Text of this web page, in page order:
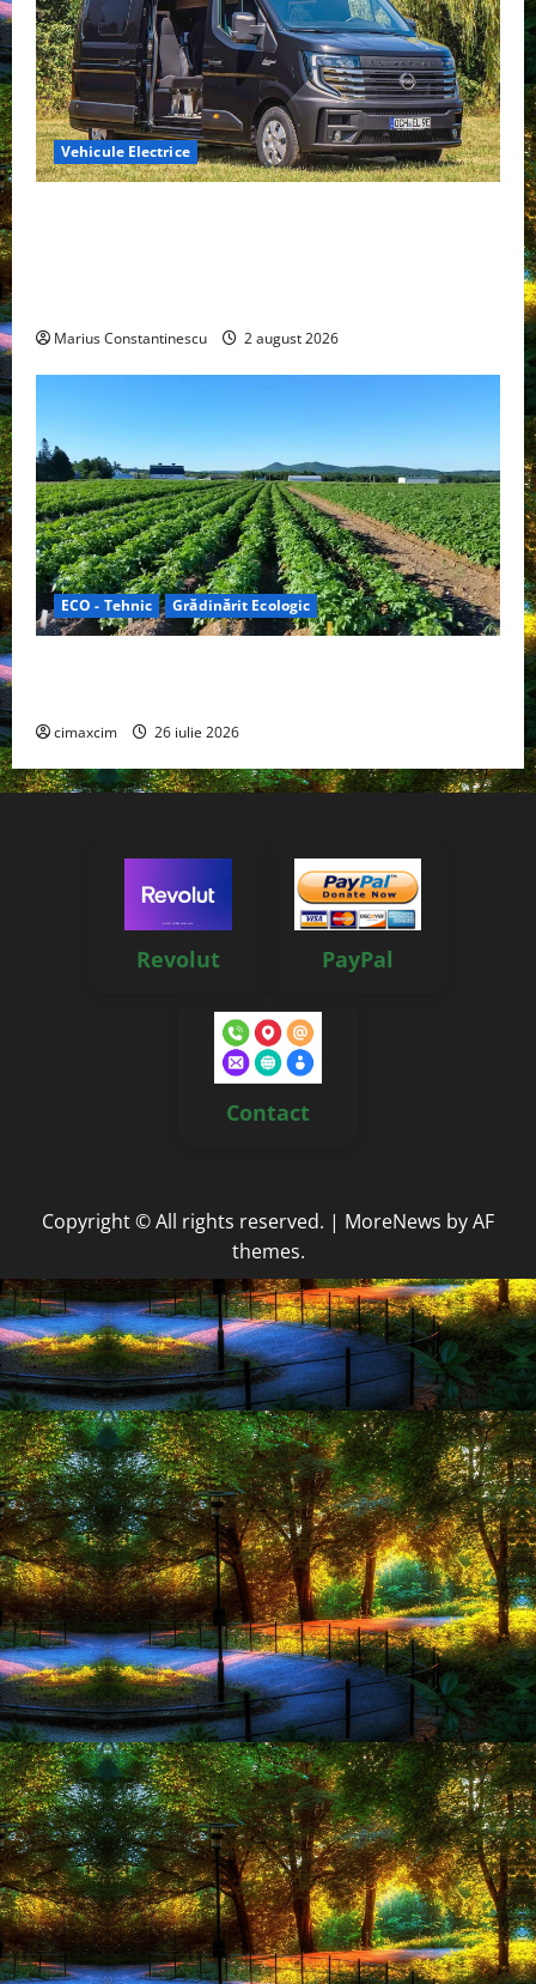
Vehicule Electrice
Marius Constantinescu 2 august 2026
ECO - Tehnic Grădinărit Ecologic
cimaxcim 26 iulie 2026
Revolut PayPal
Contact
Copyright © All rights reserved. | MoreNews by AF
themes.